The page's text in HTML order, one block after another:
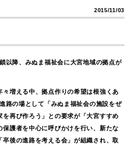
2015/11/03
以降、みぬま福祉会に大宮地域の拠点が
々増える中、拠点作りの希望は根強くあ
路の場として「みぬま福祉会の施設をぜ
再び作ろう」との要求が「大宮すすめ
護者を中心に呼びかけを行い、新たな
後の進路を考える会」が組織され、取